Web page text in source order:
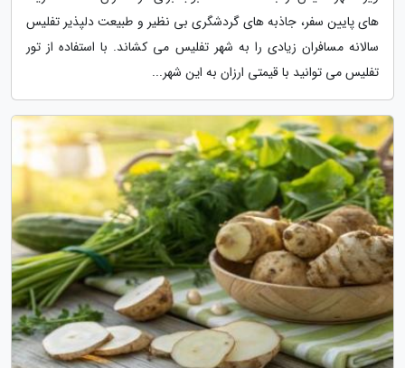
های پایین سفر، جاذبه های گردشگری بی نظیر و طبیعت دلپذیر تفلیس
سالانه مسافران زیادی را به شهر تفلیس می کشاند. با استفاده از تور
تفلیس می توانید با قیمتی ارزان به این شهر...